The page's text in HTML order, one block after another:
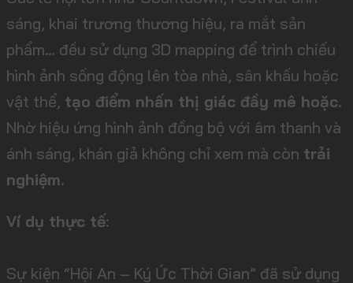
sáng, khai trương thương hiệu, ra mắt sản
phẩm… đều sử dụng 3D mapping để trình chiếu
hình ảnh sống động lên tòa nhà, sân khấu hoặc
vật thể, tạo điểm nhấn thị giác đầy mê hoặc.
Nhờ hiệu ứng hình ảnh đồng bộ với âm thanh và
ánh sáng, khán giả không chỉ xem mà còn trải
nghiệm.
Ví dụ thực tế:
Sự kiện “Hội An – Ký Ức Thời Gian” đã sử dụng